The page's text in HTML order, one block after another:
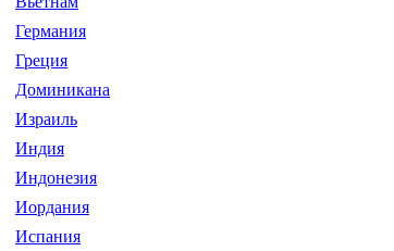
Германия
Греция
Доминикана
Израиль
Индия
Индонезия
Иордания
Испания